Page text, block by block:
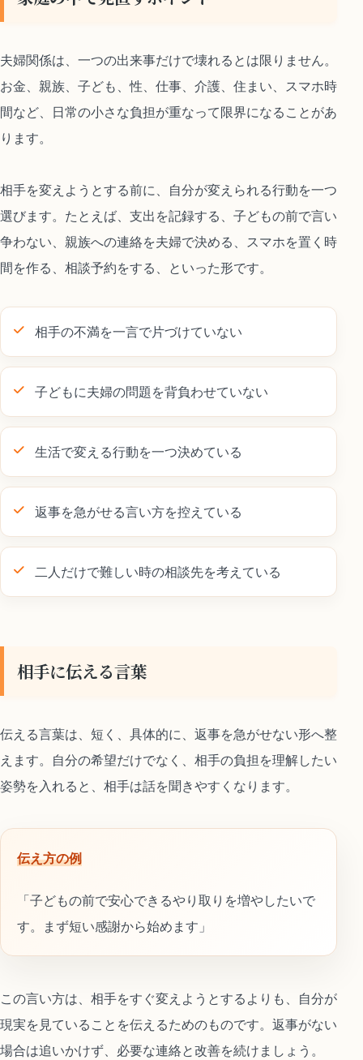
夫婦関係は、一つの出来事だけで壊れるとは限りません。
お金、親族、子ども、性、仕事、介護、住まい、スマホ時
間など、日常の小さな負担が重なって限界になることがあ
ります。
相手を変えようとする前に、自分が変えられる行動を一つ
選びます。たとえば、支出を記録する、子どもの前で言い
争わない、親族への連絡を夫婦で決める、スマホを置く時
間を作る、相談予約をする、といった形です。
相手の不満を一言で片づけていない
子どもに夫婦の問題を背負わせていない
生活で変える行動を一つ決めている
返事を急がせる言い方を控えている
二人だけで難しい時の相談先を考えている
相手に伝える言葉
伝える言葉は、短く、具体的に、返事を急がせない形へ整
えます。自分の希望だけでなく、相手の負担を理解したい
姿勢を入れると、相手は話を聞きやすくなります。
伝え方の例
「子どもの前で安心できるやり取りを増やしたいで
す。まず短い感謝から始めます」
この言い方は、相手をすぐ変えようとするよりも、自分が
現実を見ていることを伝えるためのものです。返事がない
場合は追いかけず、必要な連絡と改善を続けましょう。